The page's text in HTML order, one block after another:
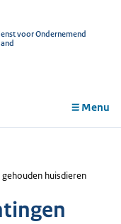
voor Ondernemend
Menu
huisdieren